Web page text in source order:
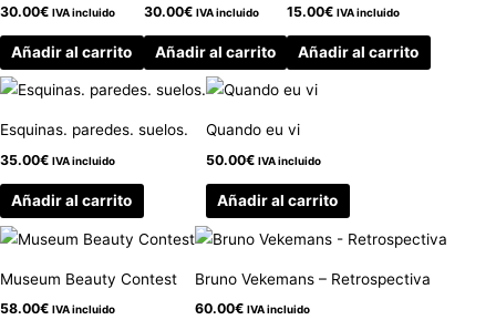
30.00€ IVA incluido
Añadir al carrito
30.00€ IVA incluido
Añadir al carrito
15.00€ IVA incluido
Añadir al carrito
Esquinas. paredes. suelos.
35.00€ IVA incluido
Añadir al carrito
Quando eu vi
50.00€ IVA incluido
Añadir al carrito
Museum Beauty Contest
58.00€ IVA incluido
Bruno Vekemans – Retrospectiva
60.00€ IVA incluido